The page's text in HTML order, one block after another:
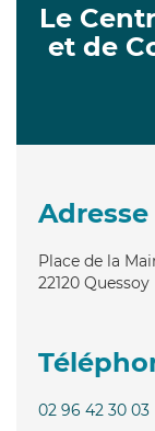
Le
et de
Adresse
Place de la
22120 Quessoy
02 96 42 30 03